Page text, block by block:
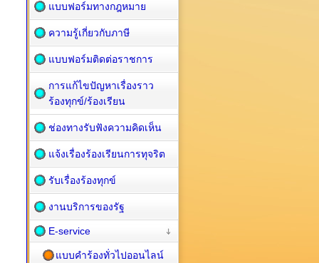
แบบฟอร์มทางกฎหมาย
ความรู้เกี่ยวกับภาษี
แบบฟอร์มติดต่อราชการ
การแก้ไขปัญหาเรื่องราว
ร้องทุกข์/ร้องเรียน
ช่องทางรับฟังความคิดเห็น
แจ้งเรื่องร้องเรียนการทุจริต
รับเรื่องร้องทุกข์
งานบริการของรัฐ
E-service
แบบคำร้องทั่วไปออนไลน์